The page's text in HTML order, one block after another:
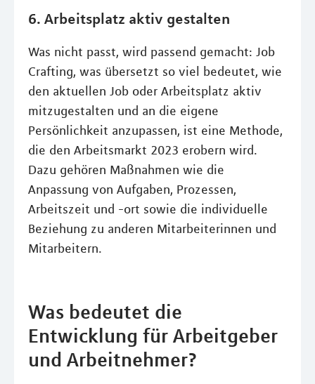
6. Arbeitsplatz aktiv gestalten
Was nicht passt, wird passend gemacht: Job
Crafting, was übersetzt so viel bedeutet, wie
den aktuellen Job oder Arbeitsplatz aktiv
mitzugestalten und an die eigene
Persönlichkeit anzupassen, ist eine Methode,
die den Arbeitsmarkt 2023 erobern wird.
Dazu gehören Maßnahmen wie die
Anpassung von Aufgaben, Prozessen,
Arbeitszeit und -ort sowie die individuelle
Beziehung zu anderen Mitarbeiterinnen und
Mitarbeitern.
Was bedeutet die
Entwicklung für Arbeitgeber
und Arbeitnehmer?